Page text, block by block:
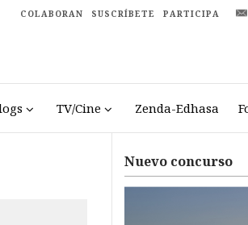
COLABORAN SUSCRÍBETE PARTICIPA
TV/Cine Zenda-Edhasa
Nuevo concurso